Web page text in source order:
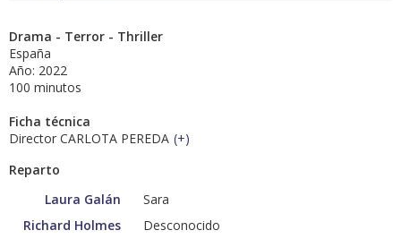
Drama - Terror - Thriller
España
Año: 2022
100 minutos
Ficha técnica
Director CARLOTA PEREDA (+)
Reparto
Laura Galán
Sara
Richard Holmes
Desconocido